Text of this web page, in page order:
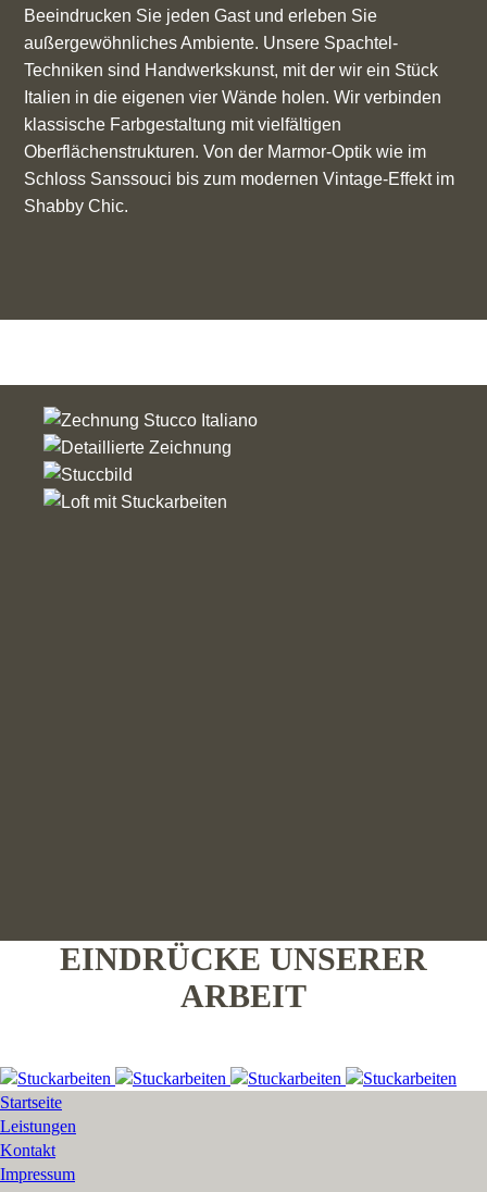
Beeindrucken Sie jeden Gast und erleben Sie
außergewöhnliches Ambiente. Unsere Spachtel-
Techniken sind Handwerkskunst, mit der wir ein Stück
Italien in die eigenen vier Wände holen. Wir verbinden
klassische Farbgestaltung mit vielfältigen
Oberflächenstrukturen. Von der Marmor-Optik wie im
Schloss Sanssouci bis zum modernen Vintage-Effekt im
Shabby Chic.
EINDRÜCKE UNSERER
ARBEIT
Startseite
Leistungen
Kontakt
Impressum